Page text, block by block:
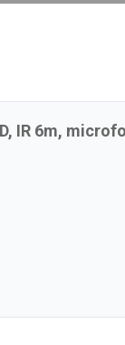
IR 6m,